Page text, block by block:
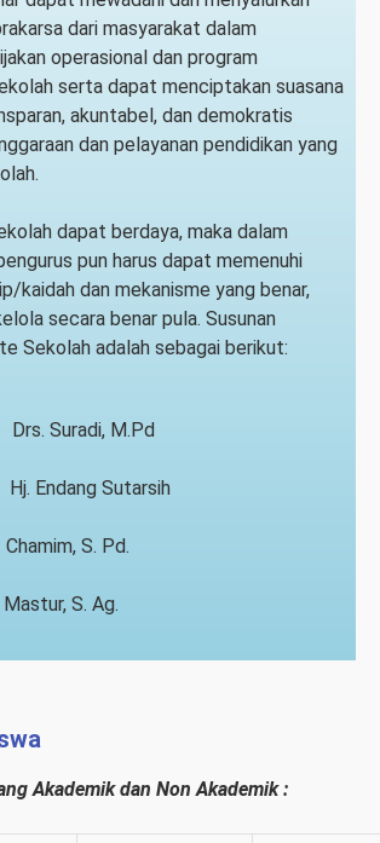
dari masyarakat dalam
operasional dan program
serta dapat menciptakan suasana
akuntabel, dan demokratis
dan pelayanan pendidikan yang
dapat berdaya, maka dalam
pun harus dapat memenuhi
kaidah dan mekanisme yang benar,
secara benar pula. Susunan
Sekolah adalah sebagai berikut:
Suradi, M.Pd
Endang Sutarsih
S. Pd.
S. Ag.
Akademik dan Non Akademik :